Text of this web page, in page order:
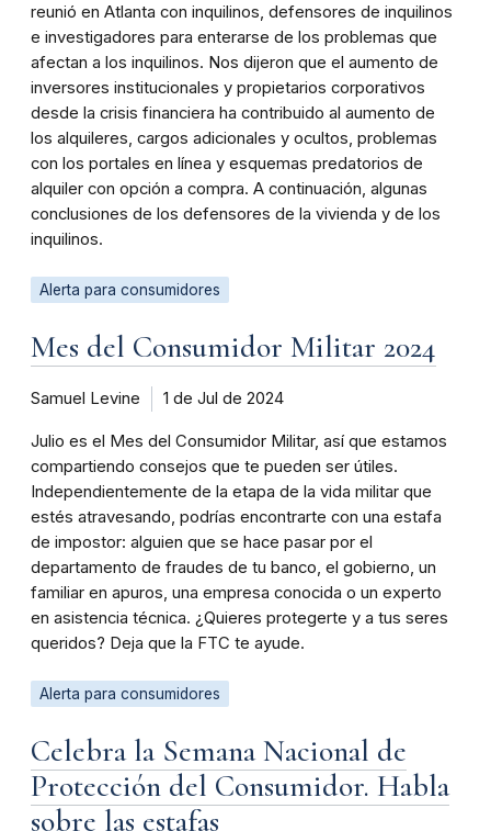
reunió en Atlanta con inquilinos, defensores de inquilinos
e investigadores para enterarse de los problemas que
afectan a los inquilinos. Nos dijeron que el aumento de
inversores institucionales y propietarios corporativos
desde la crisis financiera ha contribuido al aumento de
los alquileres, cargos adicionales y ocultos, problemas
con los portales en línea y esquemas predatorios de
alquiler con opción a compra. A continuación, algunas
conclusiones de los defensores de la vivienda y de los
inquilinos.
Alerta para consumidores
Mes del Consumidor Militar 2024
Samuel Levine 1 de Jul de 2024
Julio es el Mes del Consumidor Militar, así que estamos
compartiendo consejos que te pueden ser útiles.
Independientemente de la etapa de la vida militar que
estés atravesando, podrías encontrarte con una estafa
de impostor: alguien que se hace pasar por el
departamento de fraudes de tu banco, el gobierno, un
familiar en apuros, una empresa conocida o un experto
en asistencia técnica. ¿Quieres protegerte y a tus seres
queridos? Deja que la FTC te ayude.
Alerta para consumidores
Celebra la Semana Nacional de
Protección del Consumidor. Habla
sobre las estafas